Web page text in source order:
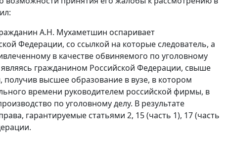
А.Н. Мухаметшин оспаривает
Федерации, со ссылкой на которые следователь, а
в качестве обвиняемого по уголовному
гражданином Российской Федерации, свыше
высшее образование в вузе, в котором
времени руководителем российской фирмы, в
по уголовному делу. В результате
гарантируемые статьями 2, 15 (часть 1), 17 (часть